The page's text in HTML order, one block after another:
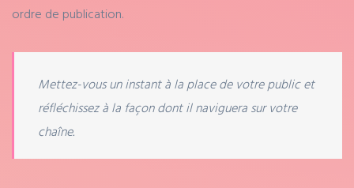
ordre de publication.
Mettez-vous un instant à la place de votre public et
réfléchissez à la façon dont il naviguera sur votre
chaîne.